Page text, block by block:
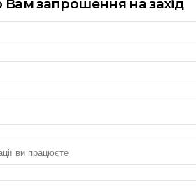
Вам запрошення на захід